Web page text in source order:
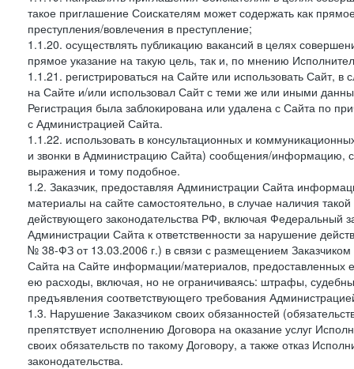
такое приглашение Соискателям может содержать как
преступления/вовлечения в преступление;
1.1.20. осуществлять публикацию вакансий в целях
прямое указание на такую цель, так и, по мнению
1.1.21. регистрироваться на Сайте или использовать Сайт,
на Сайте и/или использовал Сайт с теми же или иными
Регистрация была заблокирована или удалена с Сайта по
с Администрацией Сайта.
1.1.22. использовать в консультационных и
и звонки в Администрацию Сайта) сообщения/информацию,
выражения и тому подобное.
1.2. Заказчик, предоставляя Администрации Сайта
материалы на сайте самостоятельно, в случае наличия
действующего законодательства РФ, включая
Администрации Сайта к ответственности за нарушение
№ 38-ФЗ от 13.03.2006 г.) в связи с размещением
Сайта на Сайте информации/материалов, предоставленных
ею расходы, включая, но не ограничиваясь: штрафы,
предъявления соответствующего требования
1.3. Нарушение Заказчиком своих обязанностей
препятствует исполнению Договора на оказание услуг
своих обязательств по такому Договору, а также отказ
законодательства.